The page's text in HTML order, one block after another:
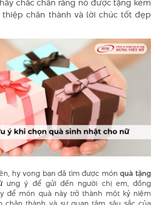
chân thành và lời chúc tốt đẹp
hy vọng bạn đã tìm được mónquà tặng
ưng ý để gửi đến người chị em, đồng
để món quà này trở thành một kỷ niệm